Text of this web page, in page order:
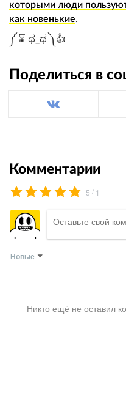
которыми люди
как новенькие.
༼ ⌛ ಥ_ಥ ༽👍
Поделиться в
Комментарии
5 / 1
Новые
Никто ещё не оставил